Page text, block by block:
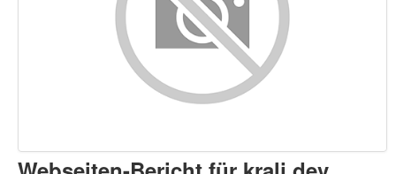
Benutzerfreundlichkeit
Dokument